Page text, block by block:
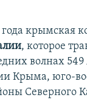
года крымская
, которое
волнах
Крыма, юго-
Северного